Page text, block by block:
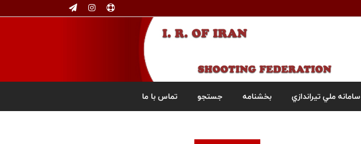
سامانه ملي تيراندازي بخشنامه جستجو تماس با ما